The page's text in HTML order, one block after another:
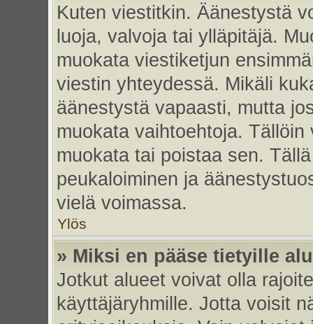
Kuten viestitkin. Äänestystä
luoja, valvoja tai ylläpitäjä.
muokata viestiketjun
viestin yhteydessä. Mikäli
äänestystä vapaasti, mutta
muokata vaihtoehtoja.
muokata tai poistaa sen.
peukaloiminen ja
vielä voimassa.
Ylös
» Miksi en pääse tietyille
Jotkut alueet voivat olla
käyttäjäryhmille. Jotta voisit